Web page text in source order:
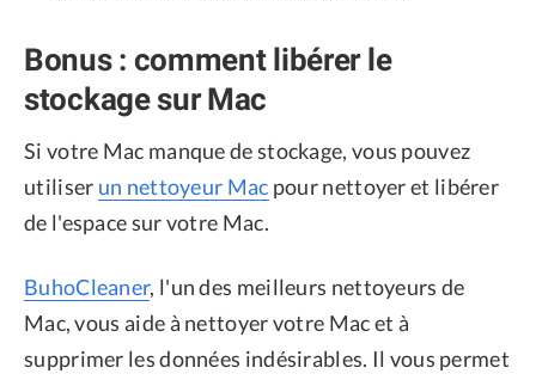
Bonus : comment libérer le
stockage sur Mac
Si votre Mac manque de stockage, vous pouvez
utiliser un nettoyeur Mac pour nettoyer et libérer
de l'espace sur votre Mac.
BuhoCleaner, l'un des meilleurs nettoyeurs de
Mac, vous aide à nettoyer votre Mac et à
supprimer les données indésirables. Il vous permet